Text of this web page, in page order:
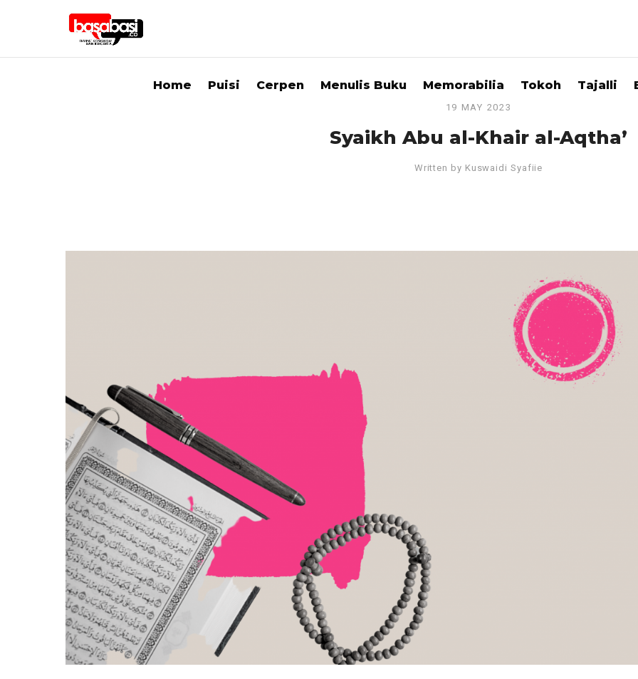
Home Puisi Cerpen Menulis Buku Memorabilia Tokoh Tajalli
19 MAY 2023
Syaikh Abu al-Khair al-Aqtha’
Written by Kuswaidi Syafiie